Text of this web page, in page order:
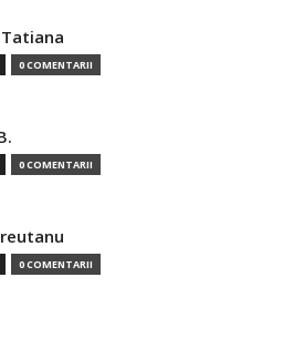
0 COMENTARII
0 COMENTARII
0 COMENTARII